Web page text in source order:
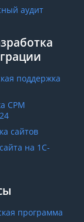
аудит
поддержка
СРМ
сайтов
на 1С-
программа